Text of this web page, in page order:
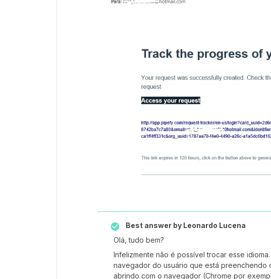
Best answer by Leonardo Lucena
Olá, tudo bem?
Infelizmente não é possível trocar esse
navegador do usuário que está preenchendo
abrindo com o navegador (Chrome por